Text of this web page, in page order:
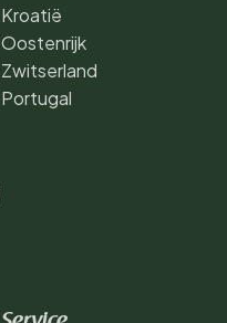
Kroatië
Oostenrijk
Zwitserland
Portugal